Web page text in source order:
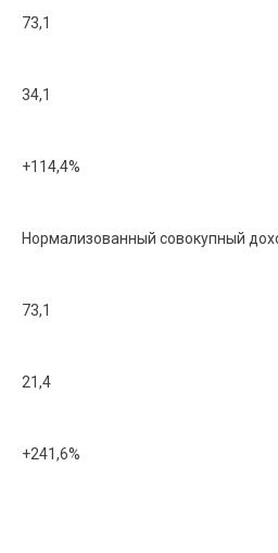
73,1
34,1
+114,4%
Нормализованный совокупный
73,1
21,4
+241,6%